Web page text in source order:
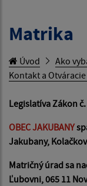
Matrika
Úvod Ako
Kontakt a
Legislatíva Zákon
OBEC JAKUBANY
Jakubany,
Matričný úrad sa
Ľubovni, 065 11